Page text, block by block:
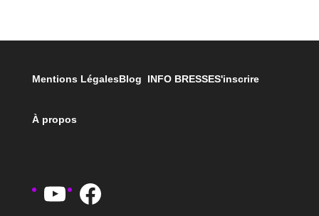
Mentions LégalesBlog INFO BRESSES'inscrire
À propos
YouTube
Facebook